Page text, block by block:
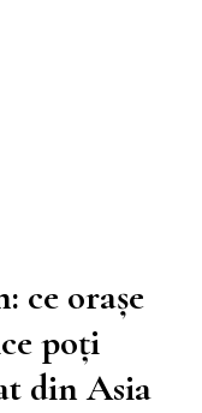
ce orașe
poți
din Asia